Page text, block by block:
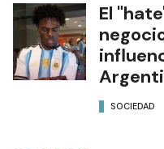
El
SOCIEDAD